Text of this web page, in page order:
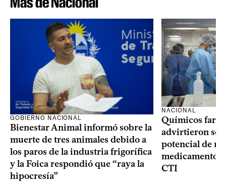
GOBIERNO NACIONAL
Bienestar Animal informó sobre la
muerte de tres animales debido a
los paros de la industria frigorífica
y la Foica respondió que “raya la
hipocresía”
NACIONAL
Químicos
advirtieron
potencial de
medicamentos
CTI